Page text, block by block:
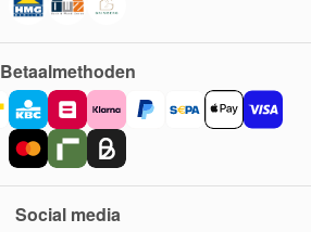
Betaalmethoden
Social media